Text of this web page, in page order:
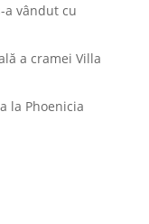
a vândut cu
a cramei Villa
la Phoenicia